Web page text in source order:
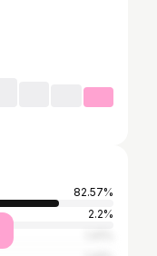
82.57%
2.2%